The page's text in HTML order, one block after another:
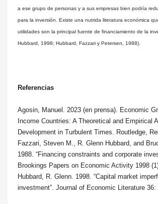
a ese grupo de personas y a sus empresas bien podría
para la inversión. Existe una nutrida literatura económica
utilidades son la principal fuente de financiamiento de la
Hubbard, 1998; Hubbard, Fazzari y Petersen, 1988).
Referencias
Agosin, Manuel. 2023 (en prensa). Economic
Income Countries: A Theoretical and Empirical
Development in Turbulent Times. Routledge,
Fazzari, Steven M., R. Glenn Hubbard, and
1988. “Financing constraints and corporate
Brookings Papers on Economic Activity 1998
Hubbard, R. Glenn. 1998. “Capital market
investment”. Journal of Economic Literature 36: